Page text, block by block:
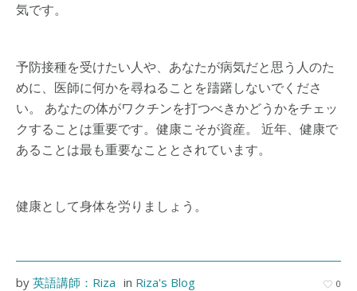
気です。
予防接種を受けたい人や、あなたが病気だと思う人のた
めに、医師に何かを尋ねることを躊躇しないでくださ
い。 あなたの体がワクチンを打つべきかどうかをチェッ
クすることは重要です。健康こそが資産。 近年、健康で
あることは最も重要なこととされています。
健康として身体を労りましょう。
0
by 英語講師：Riza in Riza's Blog